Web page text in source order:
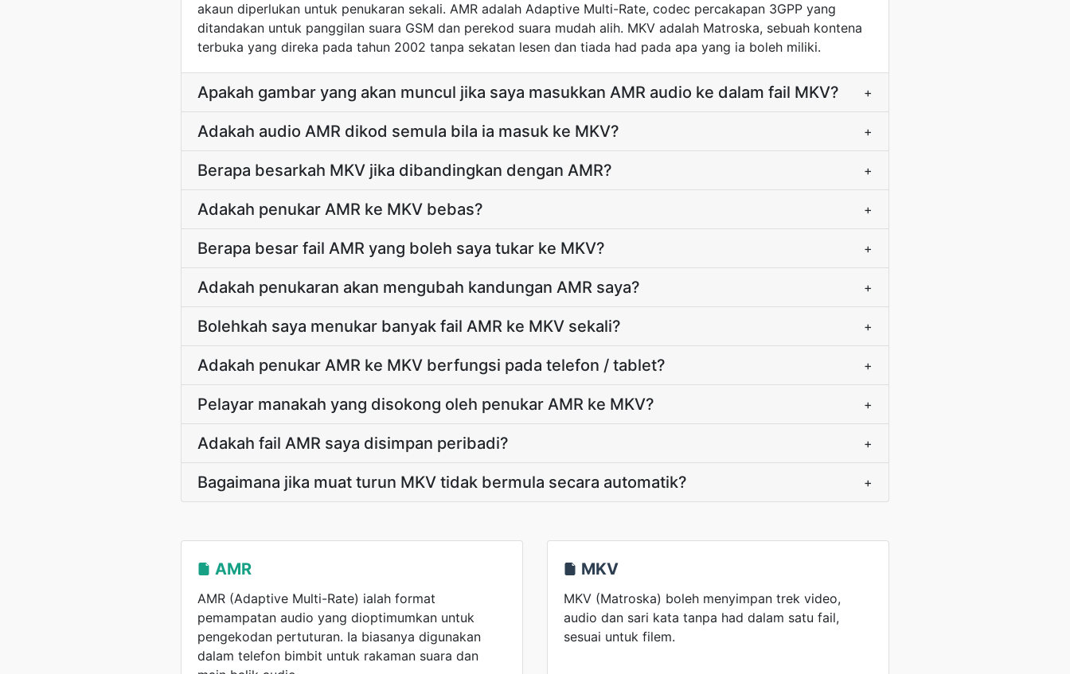
akaun diperlukan untuk penukaran sekali. AMR adalah Adaptive Multi-Rate, codec percakapan 3GPP yang
ditandakan untuk panggilan suara GSM dan perekod suara mudah alih. MKV adalah Matroska, sebuah kontena
terbuka yang direka pada tahun 2002 tanpa sekatan lesen dan tiada had pada apa yang ia boleh miliki.
Apakah gambar yang akan muncul jika saya masukkan AMR audio ke dalam fail MKV? +
Adakah audio AMR dikod semula bila ia masuk ke MKV? +
Berapa besarkah MKV jika dibandingkan dengan AMR? +
Adakah penukar AMR ke MKV bebas? +
Berapa besar fail AMR yang boleh saya tukar ke MKV? +
Adakah penukaran akan mengubah kandungan AMR saya? +
Bolehkah saya menukar banyak fail AMR ke MKV sekali? +
Adakah penukar AMR ke MKV berfungsi pada telefon / tablet? +
Pelayar manakah yang disokong oleh penukar AMR ke MKV? +
Adakah fail AMR saya disimpan peribadi? +
Bagaimana jika muat turun MKV tidak bermula secara automatik? +
AMR
AMR (Adaptive Multi-Rate) ialah format
pemampatan audio yang dioptimumkan untuk
pengekodan pertuturan. Ia biasanya digunakan
dalam telefon bimbit untuk rakaman suara dan
MKV
MKV (Matroska) boleh menyimpan trek video,
audio dan sari kata tanpa had dalam satu fail,
sesuai untuk filem.